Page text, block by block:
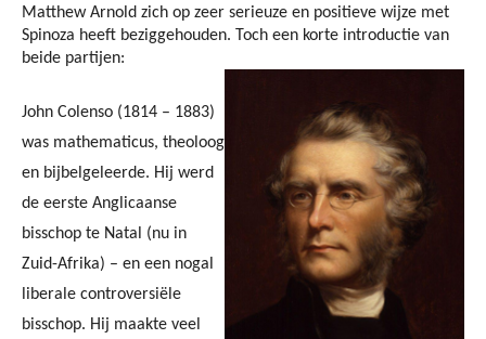
Matthew Arnold zich op zeer serieuze en positieve wijze met
Spinoza heeft beziggehouden. Toch een korte introductie van
beide partijen:
John Colenso (1814 – 1883)
was mathematicus, theoloog
en bijbelgeleerde. Hij werd
de eerste Anglicaanse
bisschop te Natal (nu in
Zuid-Afrika) – en een nogal
liberale controversiële
bisschop. Hij maakte veel